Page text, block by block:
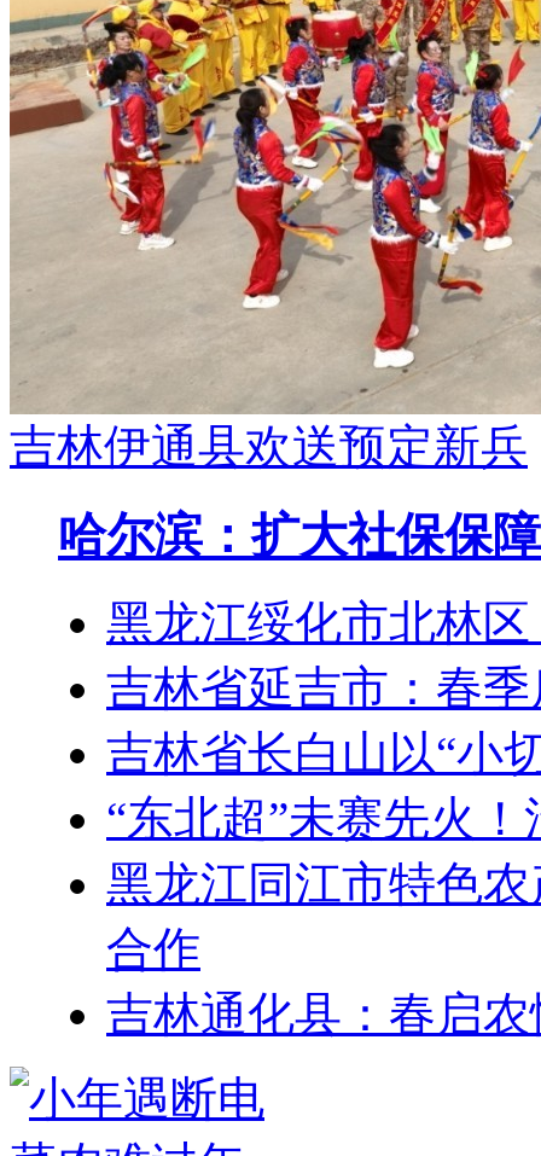
吉林伊通县欢送预定新兵
哈尔滨：扩大社保保
黑龙江绥化市北林
吉林省延吉市：春
吉林省长白山以“小
“东北超”未赛先火
黑龙江同江市特色
合作
吉林通化县：春启